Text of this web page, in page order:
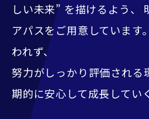
しい未来” を描けるよう、
アパスをご用意しています
われず、
努力がしっかり評価される
期的に安心して成長してい